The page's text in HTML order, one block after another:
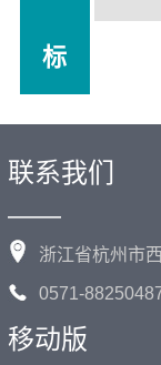
标
联系我们
——
浙江省杭州市
0571-
移动版